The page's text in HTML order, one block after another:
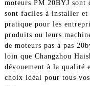
moteurs PM 20BYJ sont
sont faciles à installer
pratique pour les
produits ou leurs
de moteurs pas à pas
loin que Changzhou
dévouement à la
choix idéal pour tous